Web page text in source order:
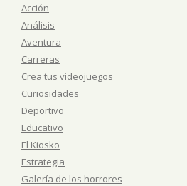
Acción
Análisis
Aventura
Carreras
Crea tus videojuegos
Curiosidades
Deportivo
Educativo
El Kiosko
Estrategia
Galería de los horrores